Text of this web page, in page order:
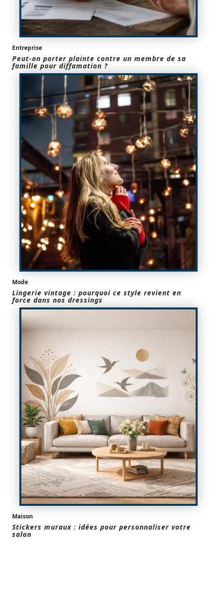
Entreprise
Peut-on porter plainte contre un membre de sa
famille pour diffamation ?
Mode
Lingerie vintage : pourquoi ce style revient en
force dans nos dressings
Maison
Stickers muraux : idées pour personnaliser votre
salon